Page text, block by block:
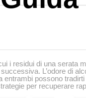
i residui di una serata
L’odore di
entrambi possono
per recuperare